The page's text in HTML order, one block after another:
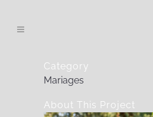
Category
Mariages
About This Project